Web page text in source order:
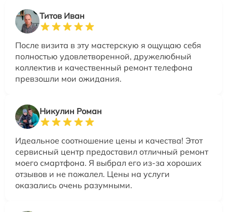
Титов Иван
После визита в эту мастерскую я ощущаю себя
полностью удовлетворенной, дружелюбный
коллектив и качественный ремонт телефона
превзошли мои ожидания.
Никулин Роман
Идеальное соотношение цены и качества! Этот
сервисный центр предоставил отличный ремонт
моего смартфона. Я выбрал его из-за хороших
отзывов и не пожалел. Цены на услуги
оказались очень разумными.